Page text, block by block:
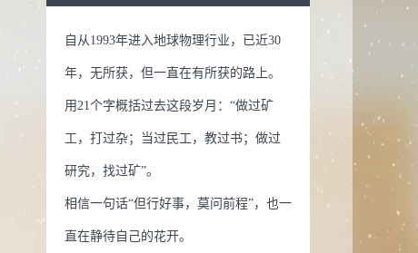
自从1993年进入地球物理行业，已近30
年，无所获，但一直在有所获的路上。
用21个字概括过去这段岁月：“做过矿
工，打过杂；当过民工，教过书；做过
研究，找过矿”。
相信一句话“但行好事，莫问前程”，也一
直在静待自己的花开。